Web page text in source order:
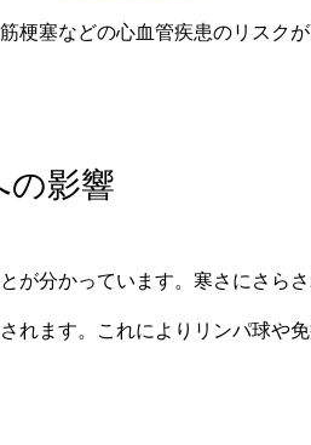
梗塞などの心血管疾患のリスク
の影響
が分かっています。寒さにさら
れます。これによりリンパ球や